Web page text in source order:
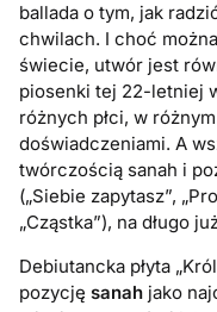
ballada o tym, jak
chwilach. I choć
świecie, utwór jest
piosenki tej 22-letniej
różnych płci, w
doświadczeniami. A
twórczością sanah i
(„Siebie zapytasz”,
„Cząstka”), na długo
Debiutancka płyta
pozycjęsanah jako